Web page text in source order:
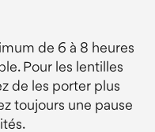
de 6 à 8 heures
Pour les lentilles
de les porter plus
toujours une pause